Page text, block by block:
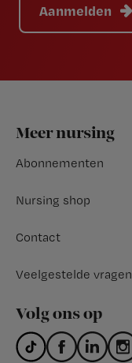
Aanmelden
Footer
Meer nursing
Abonnementen
Nursing shop
Contact
Veelgestelde vragen
Volg ons op